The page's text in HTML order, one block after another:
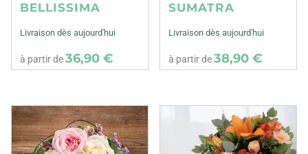
BELLISSIMA
Livraison dès aujourd'hui
à partir de36,90 €
SUMATRA
Livraison dès aujourd'hui
à partir de38,90 €